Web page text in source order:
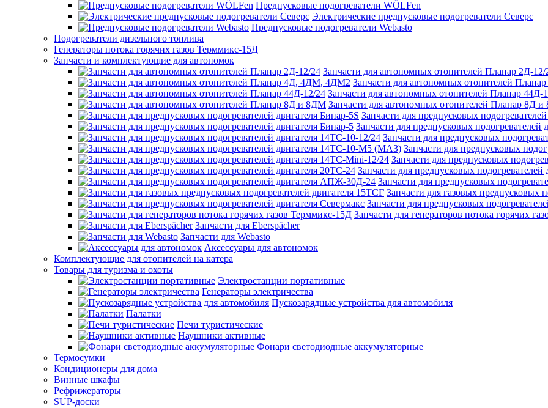
Предпусковые подогреватели WÖLFen
Электрические предпусковые подогреватели Северс
Предпусковые подогреватели Webasto
Подогреватели дизельного топлива
Генераторы потока горячих газов Терммикс-15Д
Запчасти и комплектующие для автономок
Запчасти для автономных отопителей Планар 2Д-12/
Запчасти для автономных отопителей
Запчасти для автономных отопителей Планар 44Д-
Запчасти для автономных отопителей Планар 8Д
Запчасти для предпусковых
Запчасти для предпусковых подогревателей
Запчасти для предпусковых
Запчасти для предпусковых
Запчасти для предпусковых
Запчасти для предпусковых
Запчасти для предпусковых
Запчасти для газовых предпусковых
Запчасти для предпусковых
Запчасти для генераторов потока горячих
Запчасти для Eberspächer
Запчасти для Webasto
Аксессуары для автономок
Комплектующие для отопителей на катера
Товары для туризма и охоты
Электростанции портативные
Генераторы электричества
Пускозарядные устройства для автомобиля
Палатки
Печи туристические
Наушники активные
Фонари светодиодные аккумуляторные
Термосумки
Кондиционеры для дома
Винные шкафы
Рефрижераторы
SUP-доски